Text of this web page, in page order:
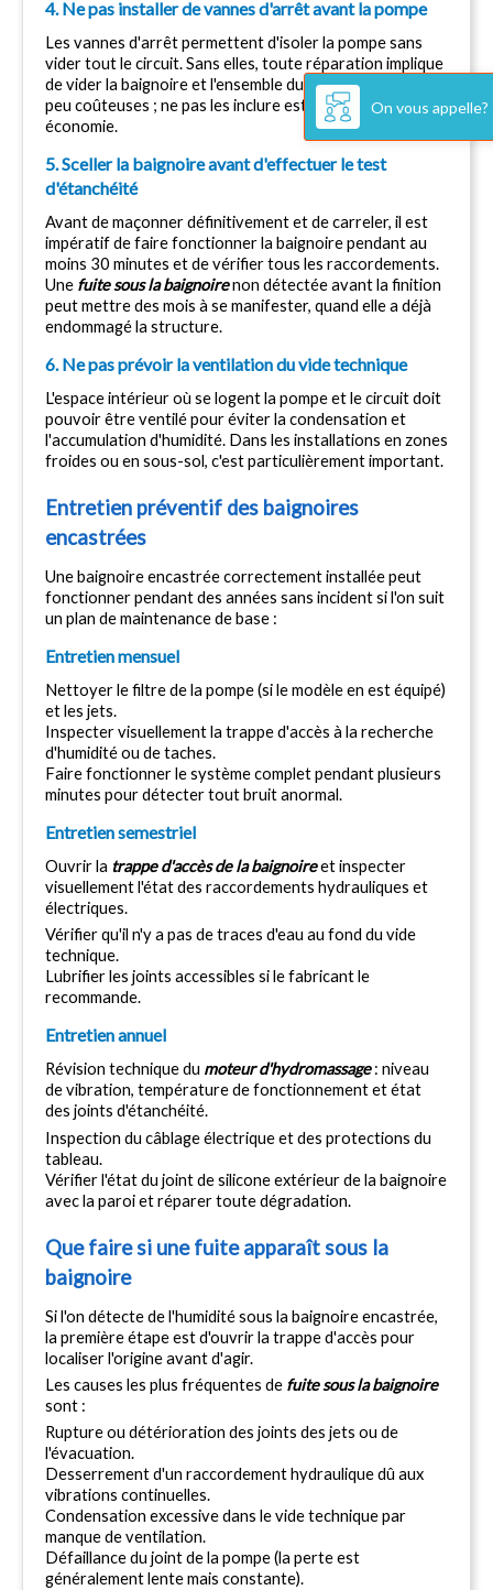
4. Ne pas installer de vannes d'arrêt avant la pompe
Les vannes d'arrêt permettent d'isoler la pompe sans
vider tout le circuit. Sans elles, toute réparation implique
de vider la baignoire et l'ensemble du système. Elles sont
peu coûteuses ; ne pas les inclure est une fausse
économie.
5. Sceller la baignoire avant d'effectuer le test
d'étanchéité
Avant de maçonner définitivement et de carreler, il est
impératif de faire fonctionner la baignoire pendant au
moins 30 minutes et de vérifier tous les raccordements.
Une fuite sous la baignoire non détectée avant la finition
peut mettre des mois à se manifester, quand elle a déjà
endommagé la structure.
6. Ne pas prévoir la ventilation du vide technique
L'espace intérieur où se logent la pompe et le circuit doit
pouvoir être ventilé pour éviter la condensation et
l'accumulation d'humidité. Dans les installations en zones
froides ou en sous-sol, c'est particulièrement important.
Entretien préventif des baignoires
encastrées
Une baignoire encastrée correctement installée peut
fonctionner pendant des années sans incident si l'on suit
un plan de maintenance de base :
Entretien mensuel
Nettoyer le filtre de la pompe (si le modèle en est équipé)
et les jets.
Inspecter visuellement la trappe d'accès à la recherche
d'humidité ou de taches.
Faire fonctionner le système complet pendant plusieurs
minutes pour détecter tout bruit anormal.
Entretien semestriel
Ouvrir la trappe d'accès de la baignoire et inspecter
visuellement l'état des raccordements hydrauliques et
électriques.
Vérifier qu'il n'y a pas de traces d'eau au fond du vide
technique.
Lubrifier les joints accessibles si le fabricant le
recommande.
Entretien annuel
Révision technique du moteur d'hydromassage : niveau
de vibration, température de fonctionnement et état
des joints d'étanchéité.
Inspection du câblage électrique et des protections du
tableau.
Vérifier l'état du joint de silicone extérieur de la baignoire
avec la paroi et réparer toute dégradation.
Que faire si une fuite apparaît sous la
baignoire
Si l'on détecte de l'humidité sous la baignoire encastrée,
la première étape est d'ouvrir la trappe d'accès pour
localiser l'origine avant d'agir.
Les causes les plus fréquentes de fuite sous la baignoire
sont :
Rupture ou détérioration des joints des jets ou de
l'évacuation.
Desserrement d'un raccordement hydraulique dû aux
vibrations continuelles.
Condensation excessive dans le vide technique par
manque de ventilation.
Défaillance du joint de la pompe (la perte est
généralement lente mais constante).
On vous appelle?